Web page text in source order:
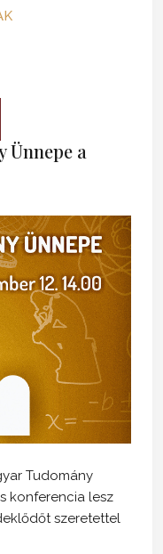
Ünnepe a
Tudomány
konferencia lesz
szeretettel